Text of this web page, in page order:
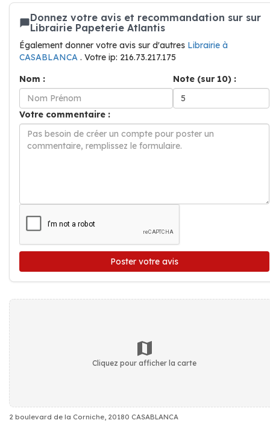
Donnez votre avis et recommandation sur sur
Librairie Papeterie Atlantis
Également donner votre avis sur d'autres Librairie à
CASABLANCA . Votre ip: 216.73.217.175
Nom :
Note (sur 10) :
Votre commentaire :
Poster votre avis
Cliquez pour afficher la carte
2 boulevard de la Corniche, 20180 CASABLANCA